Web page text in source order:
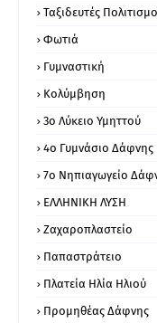
Ταξιδευτές
Φωτιά
Γυμναστική
Κολύμβηση
3ο Λύκειο Υμηττού
4ο Γυμνάσιο Δάφνης
7ο Νηπιαγωγείο
ΕΛΛΗΝΙΚΗ ΛΥΣΗ
Ζαχαροπλαστείο
Παπαστράτειο
Πλατεία Ηλία Ηλιού
Προμηθέας Δάφνης